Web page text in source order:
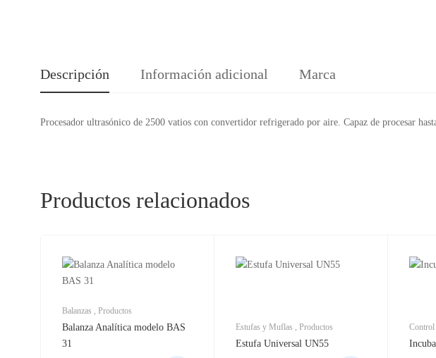
Descripción Información adicional Marca
Procesador ultrasónico de 2500 vatios con convertidor refrigerado por aire. Capaz de procesar
Productos relacionados
Balanzas Productos
Balanza Analítica modelo BAS
31
Estufas y Muflas Productos
Estufa Universal UN55
Control